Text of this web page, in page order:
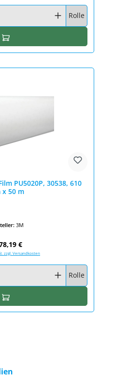
Wert ein oder benutze die
Rolle
In den Warenkorb
PU5020P, 30538, 610
x 50 m
3M
Preis:
€
zzgl. Versandkosten
Wert ein oder benutze die
Rolle
In den Warenkorb